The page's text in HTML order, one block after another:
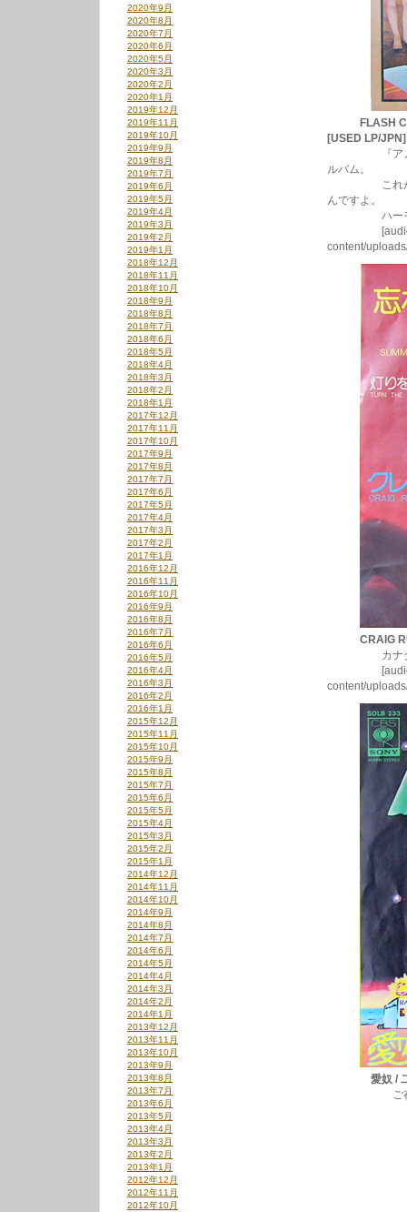
FLASH
[USED LP/
『アメグラ
ルバム。
これがモロ
んですよ。
ハーモニ
content/
CRAIG
カナダ産70s
content/
愛奴 /
ご存知、若
2020年9月
2020年8月
2020年7月
2020年6月
2020年5月
2020年3月
2020年2月
2020年1月
2019年12月
2019年11月
2019年10月
2019年9月
2019年8月
2019年7月
2019年6月
2019年5月
2019年4月
2019年3月
2019年2月
2019年1月
2018年12月
2018年11月
2018年10月
2018年9月
2018年8月
2018年7月
2018年6月
2018年5月
2018年4月
2018年3月
2018年2月
2018年1月
2017年12月
2017年11月
2017年10月
2017年9月
2017年8月
2017年7月
2017年6月
2017年5月
2017年4月
2017年3月
2017年2月
2017年1月
2016年12月
2016年11月
2016年10月
2016年9月
2016年8月
2016年7月
2016年6月
2016年5月
2016年4月
2016年3月
2016年2月
2016年1月
2015年12月
2015年11月
2015年10月
2015年9月
2015年8月
2015年7月
2015年6月
2015年5月
2015年4月
2015年3月
2015年2月
2015年1月
2014年12月
2014年11月
2014年10月
2014年9月
2014年8月
2014年7月
2014年6月
2014年5月
2014年4月
2014年3月
2014年2月
2014年1月
2013年12月
2013年11月
2013年10月
2013年9月
2013年8月
2013年7月
2013年6月
2013年5月
2013年4月
2013年3月
2013年2月
2013年1月
2012年12月
2012年11月
2012年10月